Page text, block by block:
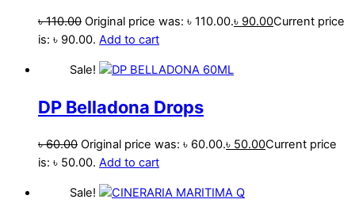
৳110.00 Original price was: ৳ 110.00.৳ 90.00Current price
is: ৳ 90.00. Add to cart
Sale!
DP Belladona Drops
৳60.00 Original price was: ৳ 60.00.৳ 50.00Current price
is: ৳ 50.00. Add to cart
Sale!